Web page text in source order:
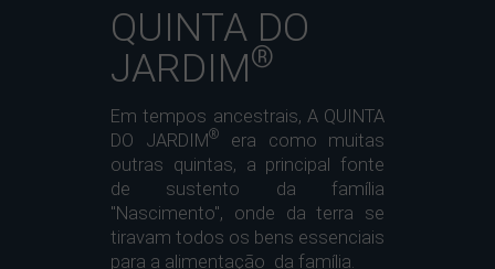
QUINTA DO
JARDIM®
Em tempos ancestrais, A QUINTA
DO JARDIM®
era como muitas
outras quintas, a principal fonte
de sustento da família
"Nascimento", onde da terra se
tiravam todos os bens essenciais
para a alimentação da família.